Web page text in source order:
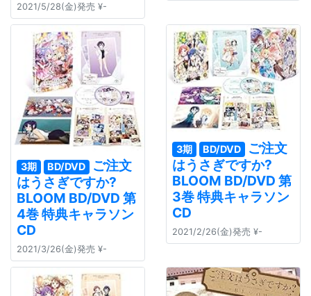
2021/5/28(金)発売 ¥-
3期 BD/DVD
ご注文
はうさぎですか?
BLOOM BD/DVD 第
4巻 特典キャラソン
CD
2021/3/26(金)発売 ¥-
3期 BD/DVD
ご注文
はうさぎですか?
BLOOM BD/DVD 第
3巻 特典キャラソン
CD
2021/2/26(金)発売 ¥-